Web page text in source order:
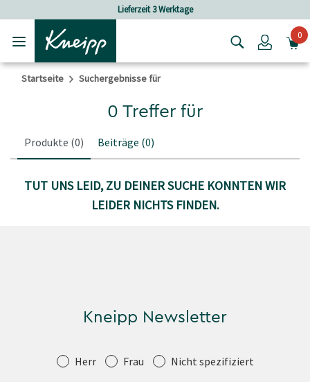
Lieferzeit 3 Werktage
Login0
Startseite Suchergebnisse für
0 Treffer für
Produkte (0) Beiträge (0)
TUT UNS LEID, ZU DEINER SUCHE KONNTEN WIR
LEIDER NICHTS FINDEN.
Kneipp Newsletter
Anrede Herr Frau Nicht spezifiziert